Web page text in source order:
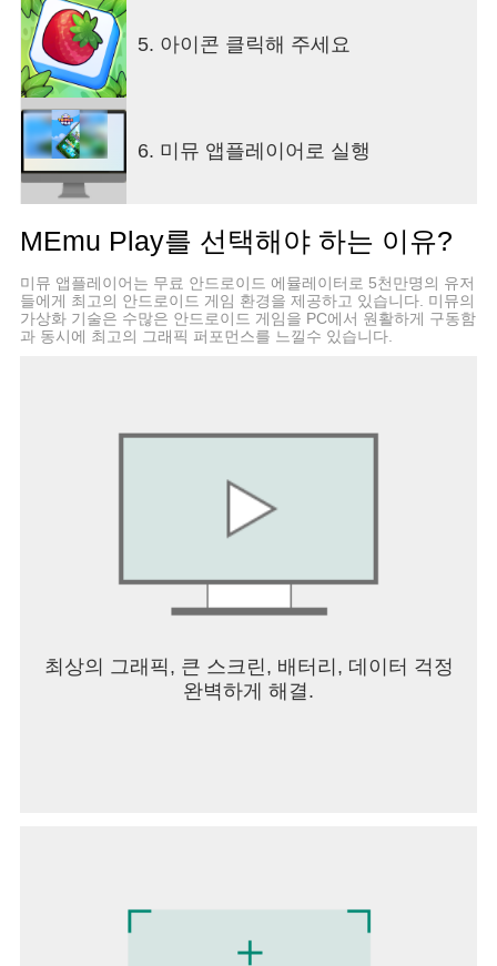
작하세요. 탭하고, 짝을 맞추며 휴식을 취하세요. 트
리플 타일 매치 게임은 마작의 쉽고 재미있는 게임
요소와 아름다운 3D 타일을 결합하여 오랜 시간 즐
길 수 있습니다.
3D 타일 퍼즐과 마작에서 영감을 받은 트리플 타일.
타일 3개를 맞춰 보드를 클리어 하고, 부스터의 도움
으로 다음 챕터를 잠금 해제하세요. 각 챕터의 아름
타일 마스터가 되세요.
지금 편안한 여행을 시작하세요. 트리플 타일로 아
름다운 경치를 즐기고 복잡한 현실에서 탈출해보세
요.
추가되어 항상 새로운 퍼즐을 플레이할 수 있습니
무엇을 망설이시나요? 트리플 타일의 매치 퍼즐 게
임을 다운로드하고 세 개의 타일의 짝을 맞춰보세
지, 트리플 타일은 누구나 즐겁게 플레이할 수 있습
니다. 재미있고 도전적인 마작게임, 트리플 타일에
지금 바로 트리플 타일을 다운로드하세요!
5. 아이콘 클릭해 주세요
6. 미뮤 앱플레이어로 실행
MEmu Play를 선택해야 하는 이유?
미뮤 앱플레이어는 무료 안드로이드 에뮬레이터로 5천만명의 유저
들에게 최고의 안드로이드 게임 환경을 제공하고 있습니다. 미뮤의
가상화 기술은 수많은 안드로이드 게임을 PC에서 원활하게 구동함
과 동시에 최고의 그래픽 퍼포먼스를 느낄수 있습니다.
최상의 그래픽, 큰 스크린, 배터리, 데이터 걱정
완벽하게 해결.